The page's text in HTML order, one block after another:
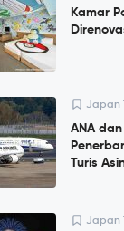
Kamar
Japan
ANA
Turis
Japan